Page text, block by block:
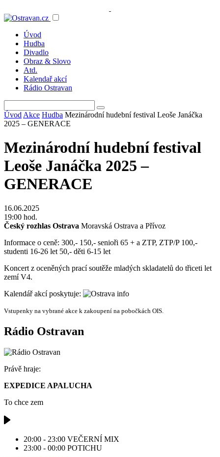
Úvod
Hudba
Divadlo
Obraz & Slovo
Atd.
Kalendař akcí
Rádio Ostravan
Úvod Akce Hudba Mezinárodní hudební festival Leoše Janáčka
2025 – GENERACE
Mezinárodní hudební festival
Leoše Janáčka 2025 –
GENERACE
16.06.2025
19:00 hod.
Český rozhlas Ostrava Moravská Ostrava a Přívoz
Informace o ceně: 300,- 150,- senioři 65 + a ZTP, ZTP/P 100,-
studenti 16-26 let 50,- děti 6-15 let
Koncert z oceněných prací soutěže mladých skladatelů do třiceti let
zemí V4.
Kalendář akcí poskytuje:
Vstupenky na vybrané akce k zakoupení na pobočkách OIS.
Rádio Ostravan
Právě hraje:
EXPEDICE APALUCHA
To chce zem
20:00 - 23:00 VEČERNÍ MIX
23:00 - 00:00 POTICHU